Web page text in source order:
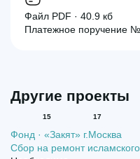
Файл PDF · 40.9 кб
Платежное поручение
Другие проекты
15 17
Фонд · «Закят» г.Москва
Сбор на ремонт